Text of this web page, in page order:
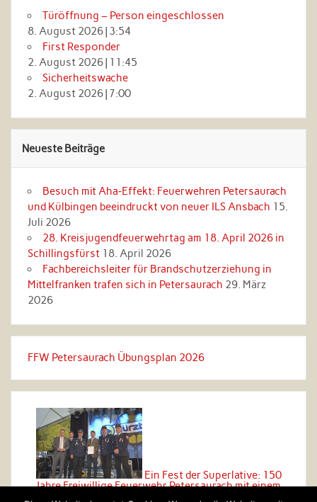
Türöffnung – Person eingeschlossen
8. August 2026| 3:54
First Responder
2. August 2026| 11:45
Sicherheitswache
2. August 2026| 7:00
Neueste Beiträge
Besuch mit Aha‑Effekt: Feuerwehren Petersaurach
und Külbingen beeindruckt von neuer ILS Ansbach 15.
Juli 2026
28. Kreisjugendfeuerwehrtag am 18. April 2026 in
Schillingsfürst 18. April 2026
Fachbereichsleiter für Brandschutzerziehung in
Mittelfranken trafen sich in Petersaurach 29. März
2026
FFW Petersaurach Übungsplan 2026
Ein Fest der Superlative: 150
Jahre Freiwillige Feuerwehr Petersaurach mit einem